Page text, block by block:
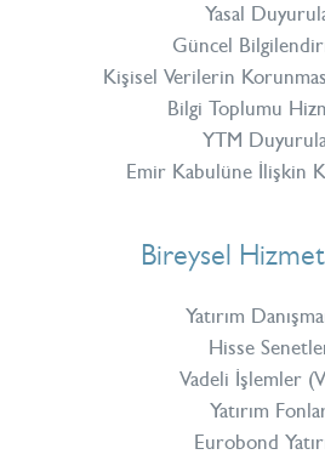
Yasal
Güncel
Kişisel Verilerin
Bilgi Toplumu
YTM
Emir Kabulüne İlişkin
Bireysel
Yatırım
Hisse
Vadeli İşlemler
Yatırım
Eurobond